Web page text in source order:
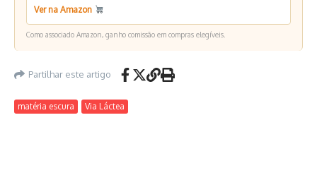
Ver na Amazon
Como associado Amazon, ganho comissão em compras elegíveis.
Partilhar este artigo
matéria escura Via Láctea